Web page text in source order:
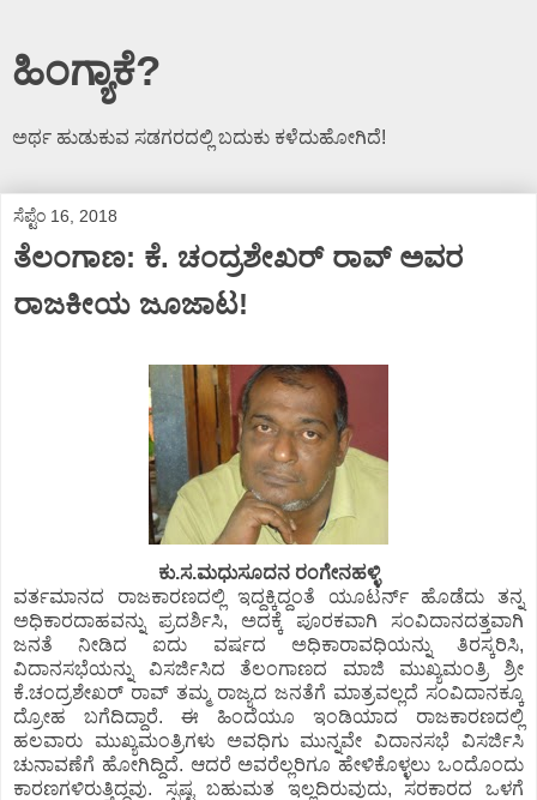
ಹಿಂಗ್ಯಾಕೆ?
ಅರ್ಥ ಹುಡುಕುವ ಸಡಗರದಲ್ಲಿ ಬದುಕು ಕಳೆದುಹೋಗಿದೆ!
ಸೆಪ್ಟೆಂ 16, 2018
ತೆಲಂಗಾಣ: ಕೆ. ಚಂದ್ರಶೇಖರ್ ರಾವ್ ಅವರ
ರಾಜಕೀಯ ಜೂಜಾಟ!
ಕು.ಸ.ಮಧುಸೂದನ ರಂಗೇನಹಳ್ಳಿ
ವರ್ತಮಾನದ ರಾಜಕಾರಣದಲ್ಲಿ ಇದ್ದಕ್ಕಿದ್ದಂತೆ ಯೂಟರ್ನ್ ಹೊಡೆದು ತನ್ನ
ಅಧಿಕಾರದಾಹವನ್ನು ಪ್ರದರ್ಶಿಸಿ, ಅದಕ್ಕೆ ಪೂರಕವಾಗಿ ಸಂವಿದಾನದತ್ತವಾಗಿ
ಜನತೆ ನೀಡಿದ ಐದು ವರ್ಷದ ಅಧಿಕಾರಾವಧಿಯನ್ನು ತಿರಸ್ಕರಿಸಿ,
ವಿದಾನಸಭೆಯನ್ನು ವಿಸರ್ಜಿಸಿದ ತೆಲಂಗಾಣದ ಮಾಜಿ ಮುಖ್ಯಮಂತ್ರಿ ಶ್ರೀ
ಕೆ.ಚಂದ್ರಶೇಖರ್ ರಾವ್ ತಮ್ಮ ರಾಜ್ಯದ ಜನತೆಗೆ ಮಾತ್ರವಲ್ಲದೆ ಸಂವಿದಾನಕ್ಕೂ
ದ್ರೋಹ ಬಗೆದಿದ್ದಾರೆ. ಈ ಹಿಂದೆಯೂ ಇಂಡಿಯಾದ ರಾಜಕಾರಣದಲ್ಲಿ
ಹಲವಾರು ಮುಖ್ಯಮಂತ್ರಿಗಳು ಅವಧಿಗು ಮುನ್ನವೇ ವಿದಾನಸಭೆ ವಿಸರ್ಜಿಸಿ
ಚುನಾವಣೆಗೆ ಹೋಗಿದ್ದಿದೆ. ಆದರೆ ಅವರೆಲ್ಲರಿಗೂ ಹೇಳಿಕೊಳ್ಳಲು ಒಂದೊಂದು
ಕಾರಣಗಳಿರುತ್ತಿದ್ದವು. ಸ್ಪಷ್ಟ ಬಹುಮತ ಇಲ್ಲದಿರುವುದು, ಸರಕಾರದ ಒಳಗೆ